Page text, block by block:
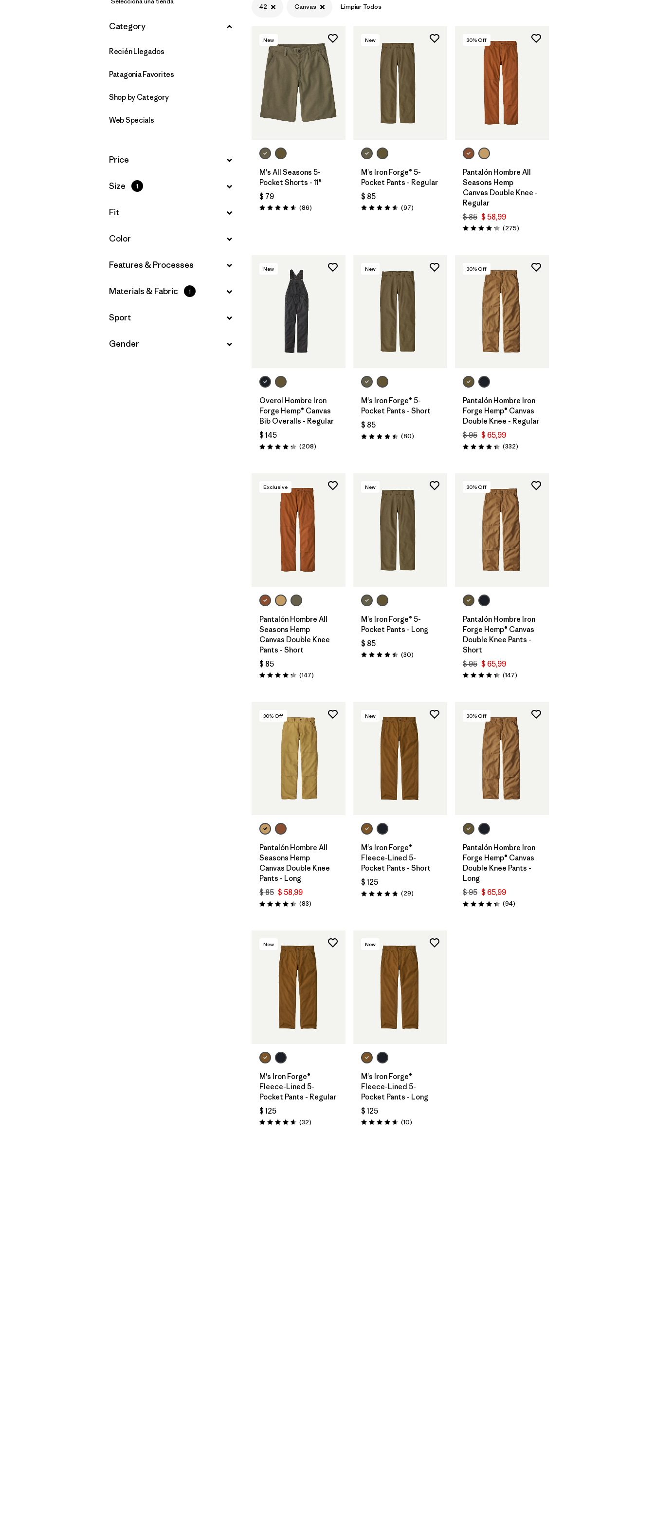
Filtrar por
Materials & Fabric
Filtrar por
Category
Recién Llegados
Patagonia Favorites
Shop by Category
Web Specials
Filtrar por
Price
Filtrar por
Size 1
Filtrar por
Fit
Filtrar por
Color
Filtrar por
Features & Processes
Filtrar por
Materials & Fabric 1
Filtrar por
Sport
Filtrar por
Gender
42 Canvas Limpiar Todos
New
M's All Seasons 5-
Pocket Shorts - 11"
$ 79
Valoración: 4.6 / 5
(86Comentarios
)
New
M's Iron Forge® 5-
Pocket Pants - Regular
$ 85
Valoración: 4.6 / 5
(97Comentarios
)
30% Off
Pantalón Hombre All
Seasons Hemp
Canvas Double Knee -
Regular
$ 85 $ 58,99
Valoración: 4.2 / 5
(275Comentarios
)
New
Overol Hombre Iron
Forge Hemp® Canvas
Bib Overalls - Regular
$ 145
Valoración: 4.3 / 5
(208Comentarios
)
New
M's Iron Forge® 5-
Pocket Pants - Short
$ 85
Valoración: 4.5 / 5
(80Comentarios
)
30% Off
Pantalón Hombre Iron
Forge Hemp® Canvas
Double Knee - Regular
$ 95 $ 65,99
Valoración: 4.4 / 5
(332Comentarios
)
Exclusive
Pantalón Hombre All
Seasons Hemp
Canvas Double Knee
Pants - Short
$ 85
Valoración: 4.3 / 5
(147Comentarios
)
New
M's Iron Forge® 5-
Pocket Pants - Long
$ 85
Valoración: 4.4 / 5
(30Comentarios
)
30% Off
Pantalón Hombre Iron
Forge Hemp® Canvas
Double Knee Pants -
Short
$ 95 $ 65,99
Valoración: 4.4 / 5
(147Comentarios
)
30% Off
Pantalón Hombre All
Seasons Hemp
Canvas Double Knee
Pants - Long
$ 85 $ 58,99
Valoración: 4.4 / 5
(83Comentarios
)
New
M's Iron Forge®
Fleece-Lined 5-
Pocket Pants - Short
$ 125
Valoración: 4.9 / 5
(29Comentarios
)
30% Off
Pantalón Hombre Iron
Forge Hemp® Canvas
Double Knee Pants -
Long
$ 95 $ 65,99
Valoración: 4.4 / 5
(94Comentarios
)
New
M's Iron Forge®
Fleece-Lined 5-
Pocket Pants - Regular
$ 125
Valoración: 4.7 / 5
(32Comentarios
)
New
M's Iron Forge®
Fleece-Lined 5-
Pocket Pants - Long
$ 125
Valoración: 4.7 / 5
(10Comentarios
)